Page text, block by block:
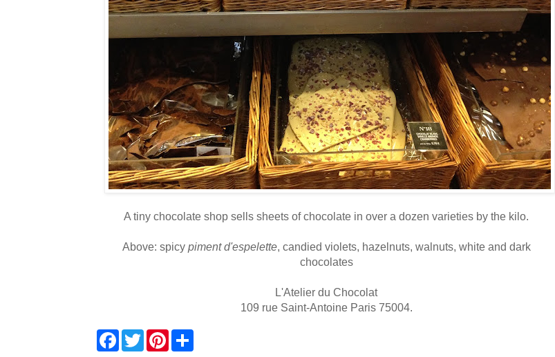
A tiny chocolate shop sells sheets of chocolate in over a dozen varieties by the kilo.
Above: spicy piment d'espelette, candied violets, hazelnuts, walnuts, white and dark
chocolates
L'Atelier du Chocolat
109 rue Saint-Antoine Paris 75004.
w